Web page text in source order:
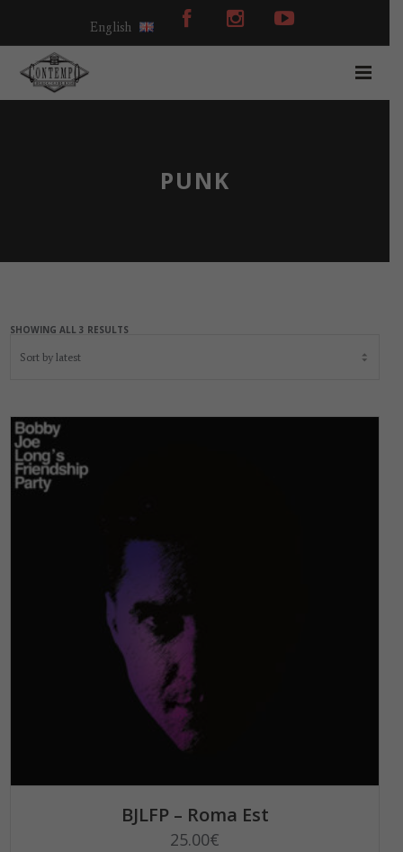
English
PUNK
SHOWING ALL 3 RESULTS
BJLFP – Roma Est
25.00€